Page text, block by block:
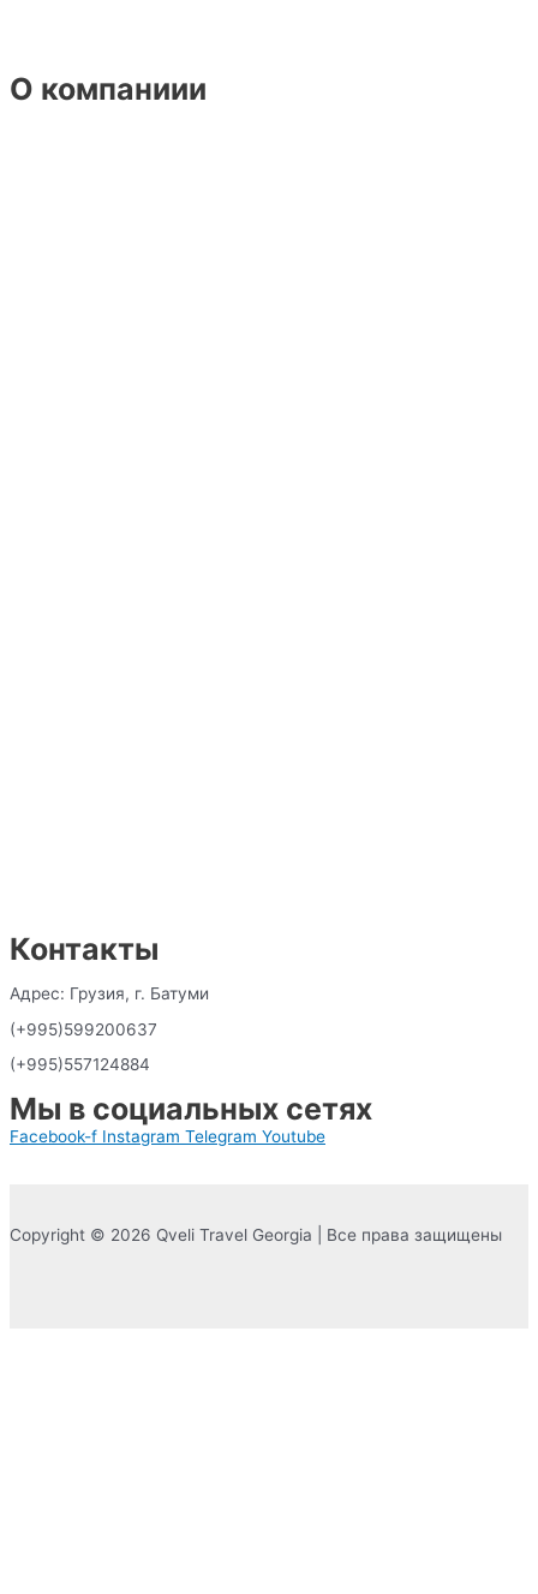
О компаниии
Контакты
Адрес: Грузия, г. Батуми
(+995)599200637
(+995)557124884
Мы в социальных сетях
Facebook-f Instagram Telegram Youtube
Copyright © 2026 Qveli Travel Georgia | Все права защищены